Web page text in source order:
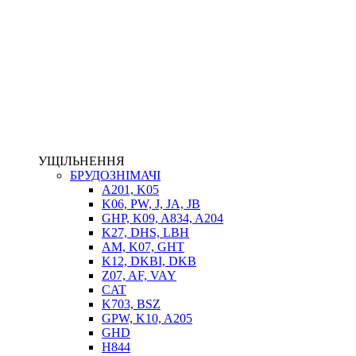
ВТУЛКИ
УЩІЛЬНЕННЯ
БРУДОЗНІМАЧІ
A201, K05
K06, PW, J, JA, JB
GHP, K09, A834, A204
K27, DHS, LBH
AM, K07, GHT
K12, DKBI, DKB
Z07, AF, VAY
CAT
K703, BSZ
GPW, K10, A205
GHD
H844